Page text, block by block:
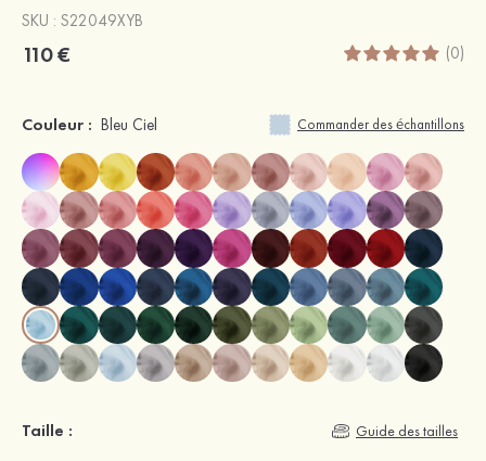
SKU : S22049XYB
110 € (0)
Couleur : Bleu Ciel Commander des échantillons
Taille : Guide des tailles